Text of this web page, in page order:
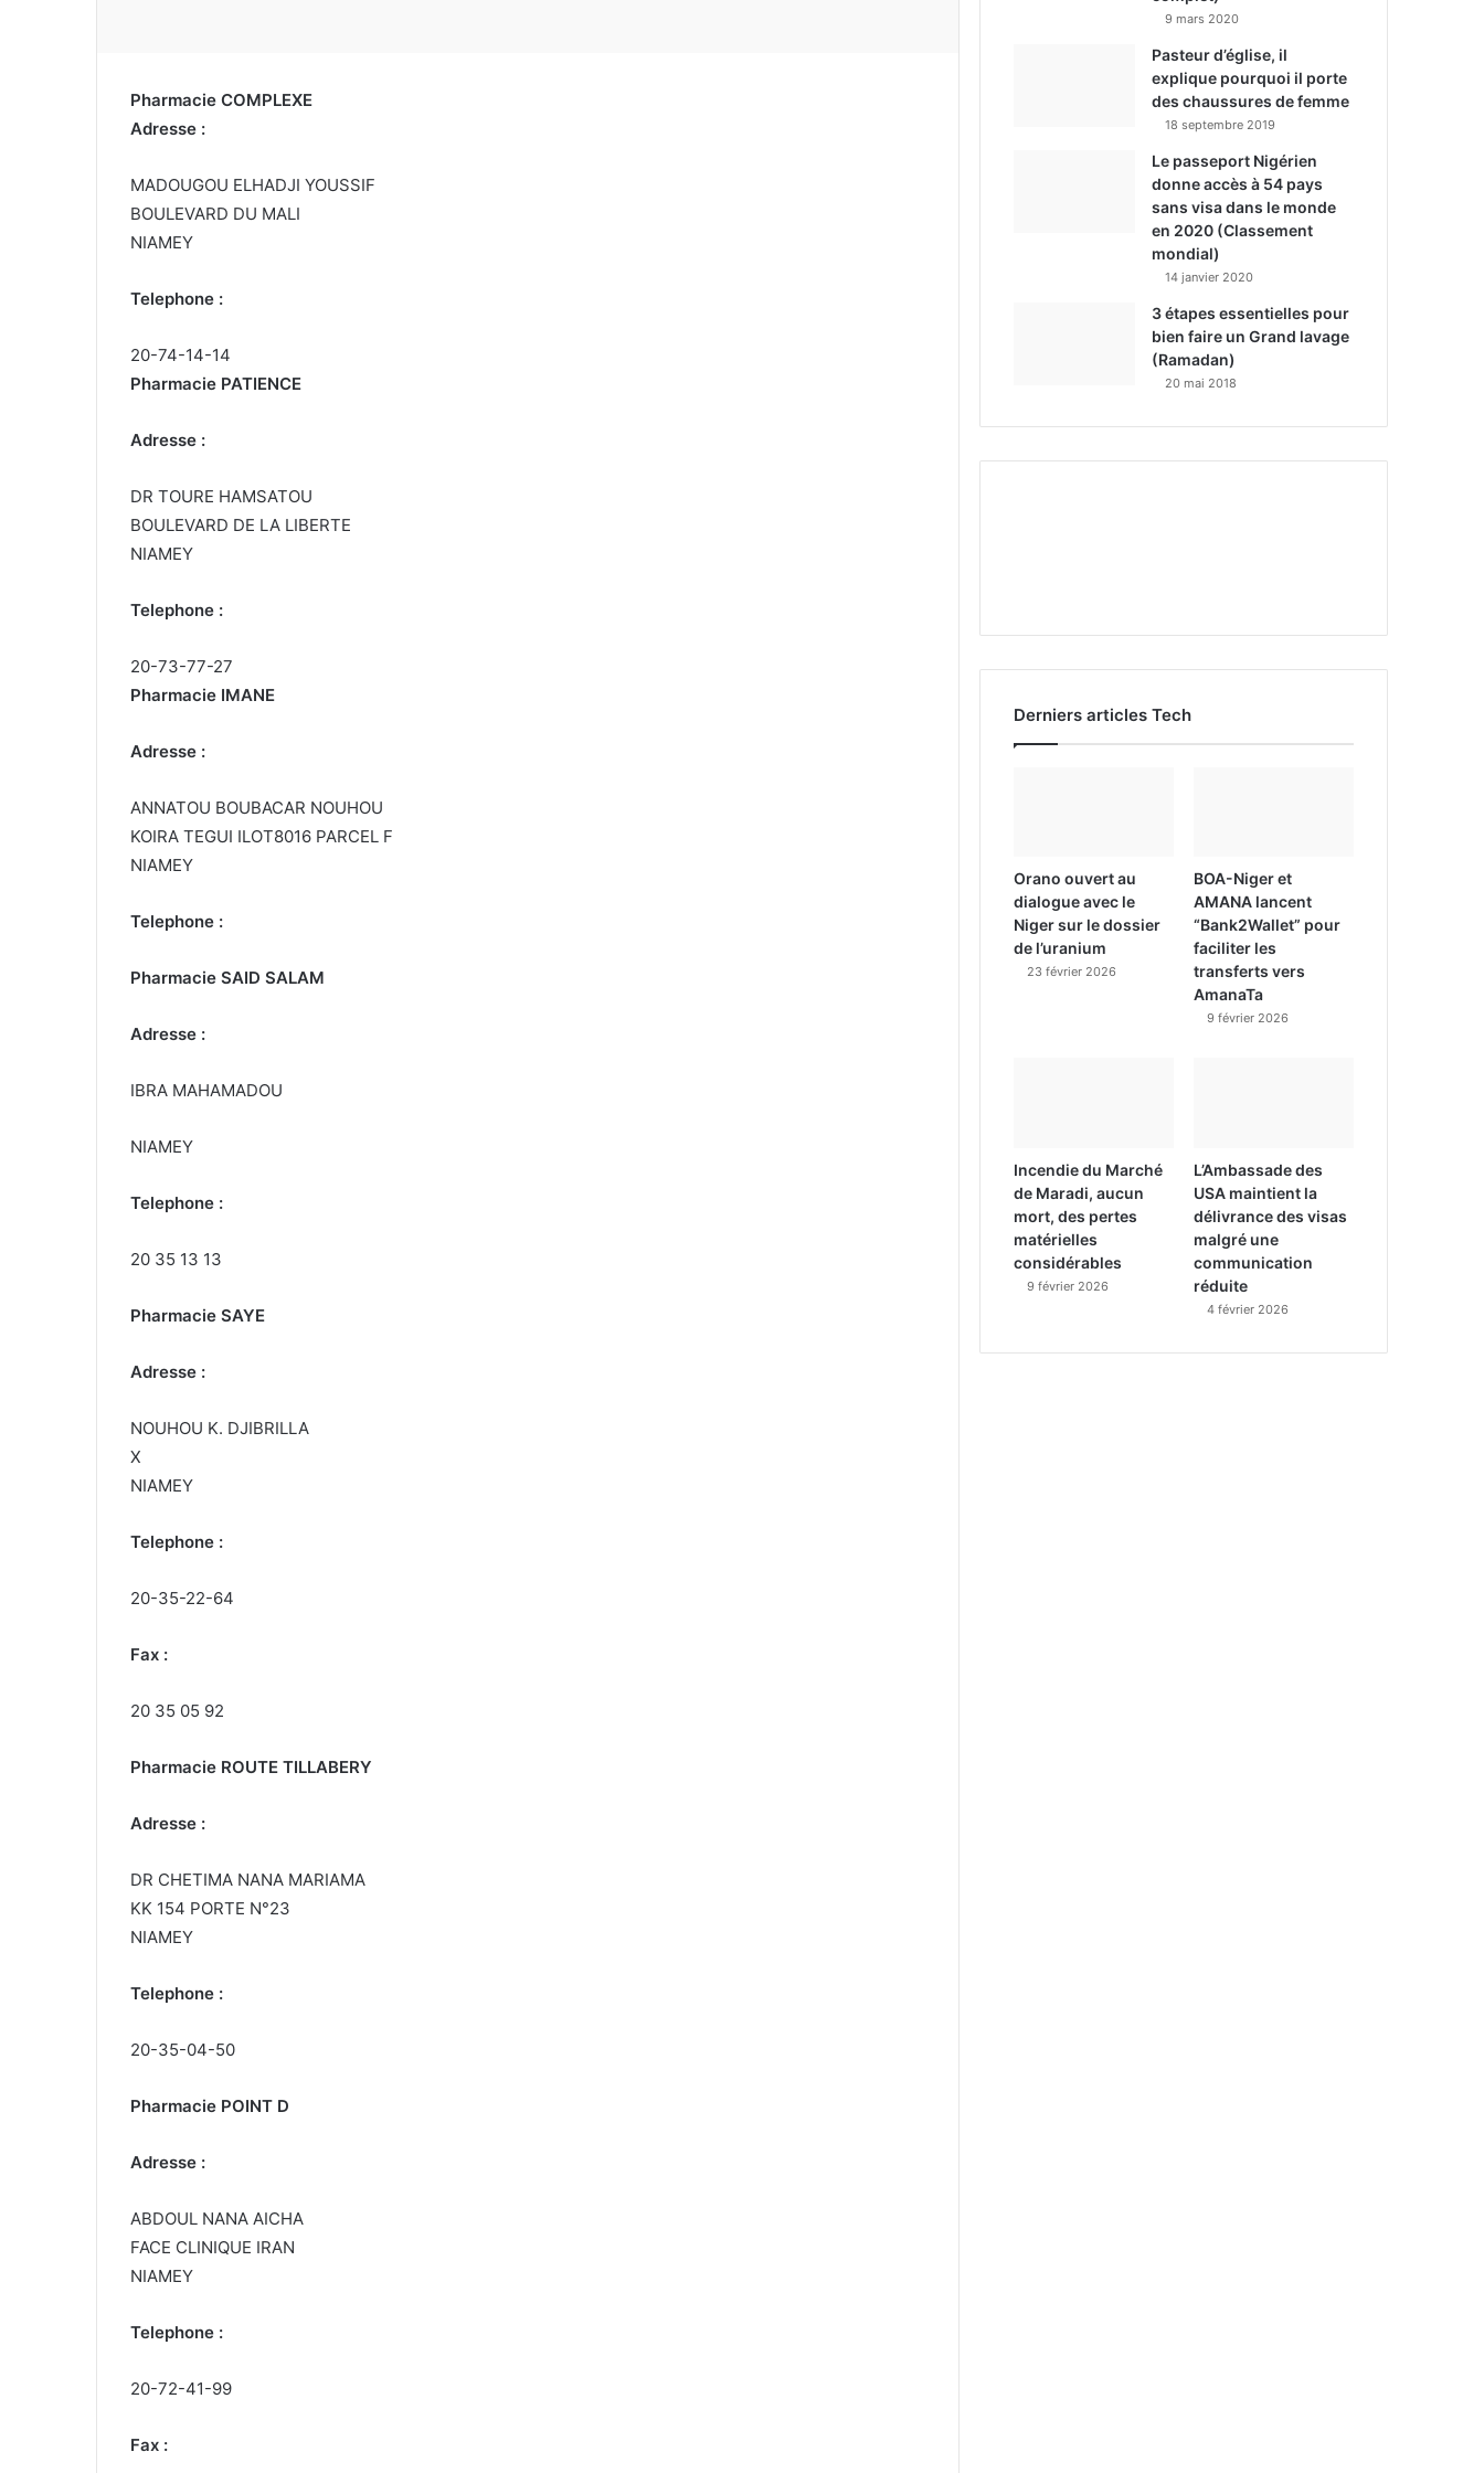
Pharmacie COMPLEXE
Adresse :
MADOUGOU ELHADJI YOUSSIF
BOULEVARD DU MALI
NIAMEY
Telephone :
20-74-14-14
Pharmacie PATIENCE
Adresse :
DR TOURE HAMSATOU
BOULEVARD DE LA LIBERTE
NIAMEY
Telephone :
20-73-77-27
Pharmacie IMANE
Adresse :
ANNATOU BOUBACAR NOUHOU
KOIRA TEGUI ILOT8016 PARCEL F
NIAMEY
Telephone :
Pharmacie SAID SALAM
Adresse :
IBRA MAHAMADOU
NIAMEY
Telephone :
20 35 13 13
Pharmacie SAYE
Adresse :
NOUHOU K. DJIBRILLA
X
NIAMEY
Telephone :
20-35-22-64
Fax :
20 35 05 92
Pharmacie ROUTE TILLABERY
Adresse :
DR CHETIMA NANA MARIAMA
KK 154 PORTE N°23
NIAMEY
Telephone :
20-35-04-50
Pharmacie POINT D
Adresse :
ABDOUL NANA AICHA
FACE CLINIQUE IRAN
NIAMEY
Telephone :
20-72-41-99
Fax :
9 mars 2020
Pasteur d’église, il
explique pourquoi il porte
des chaussures de femme
18 septembre 2019
Le passeport Nigérien
donne accès à 54 pays
sans visa dans le monde
en 2020 (Classement
mondial)
14 janvier 2020
3 étapes essentielles pour
bien faire un Grand lavage
(Ramadan)
20 mai 2018
Derniers articles Tech
Orano ouvert au
dialogue avec le
Niger sur le dossier
de l’uranium
23 février 2026
BOA-Niger et
AMANA lancent
“Bank2Wallet” pour
faciliter les
transferts vers
AmanaTa
9 février 2026
Incendie du Marché
de Maradi, aucun
mort, des pertes
matérielles
considérables
9 février 2026
L’Ambassade des
USA maintient la
délivrance des visas
malgré une
communication
réduite
4 février 2026